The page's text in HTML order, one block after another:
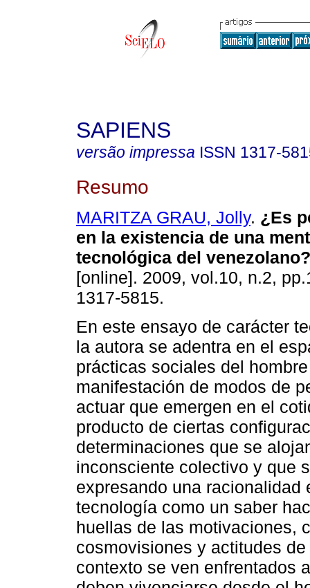
SAPIENS
versão impressa ISSN 1317-
Resumo
MARITZA GRAU, Jolly. ¿Es
en la existencia de una
tecnológica del venezolano?
[online]. 2009, vol.10, n.2,
1317-5815.
En este ensayo de carácter
la autora se adentra en el
prácticas sociales del
manifestación de modos de
actuar que emergen en el
producto de ciertas
determinaciones que se
inconsciente colectivo y que
expresando una
tecnología como un saber
huellas de las motivaciones,
cosmovisiones y actitudes
contexto se ven enfrentados